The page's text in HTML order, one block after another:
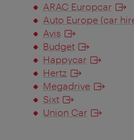
ARAC Europcar
Auto Europe (car
Avis
Budget
Happycar
Hertz
Megadrive
Sixt
Union Car